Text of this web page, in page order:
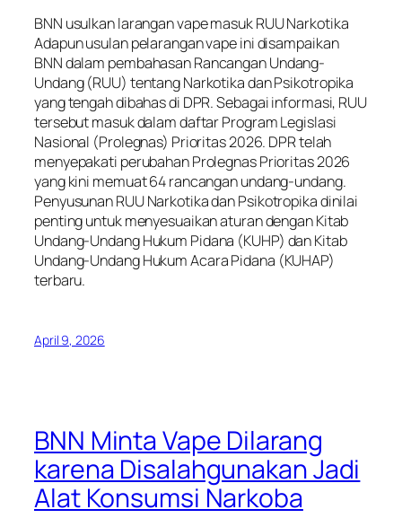
BNN usulkan larangan vape masuk RUU Narkotika
Adapun usulan pelarangan vape ini disampaikan
BNN dalam pembahasan Rancangan Undang-
Undang (RUU) tentang Narkotika dan Psikotropika
yang tengah dibahas di DPR. Sebagai informasi, RUU
tersebut masuk dalam daftar Program Legislasi
Nasional (Prolegnas) Prioritas 2026. DPR telah
menyepakati perubahan Prolegnas Prioritas 2026
yang kini memuat 64 rancangan undang-undang.
Penyusunan RUU Narkotika dan Psikotropika dinilai
penting untuk menyesuaikan aturan dengan Kitab
Undang-Undang Hukum Pidana (KUHP) dan Kitab
Undang-Undang Hukum Acara Pidana (KUHAP)
terbaru.
April 9, 2026
BNN Minta Vape Dilarang
karena Disalahgunakan Jadi
Alat Konsumsi Narkoba